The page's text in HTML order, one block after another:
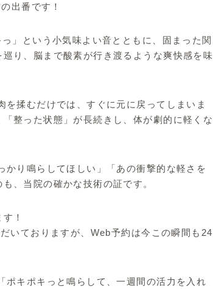
出番です！
」という小気味よい音とともに、固まった関
り、脳まで酸素が行き渡るような爽快感を味
揉むだけでは、すぐに元に戻ってしまいま
整った状態」が長続きし、体が劇的に軽くな
かり鳴らしてほしい」「あの衝撃的な軽さを
、当院の確かな技術の証です。
！
いておりますが、Web予約は今この瞬間も24
ポキポキっと鳴らして、一週間の活力を入れ